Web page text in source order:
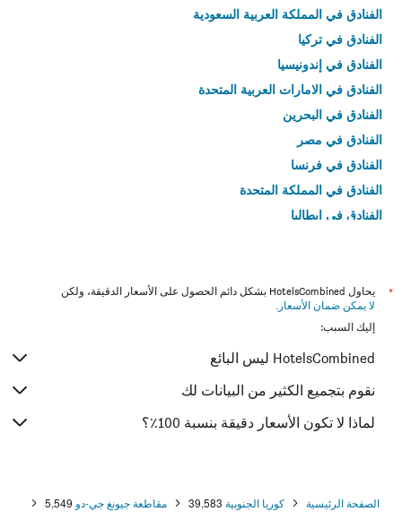
الفنادق في المملكة العربية السعودية
الفنادق في تركيا
الفنادق في إندونيسيا
الفنادق في الامارات العربية المتحدة
الفنادق في البحرين
الفنادق في مصر
الفنادق في فرنسا
الفنادق في المملكة المتحدة
الفنادق في إيطاليا
*
يحاول HotelsCombined بشكل دائم الحصول على الأسعار الدقيقة، ولكن
لا يمكن ضمان الأسعار .
إليك السبب:
HotelsCombined ليس البائع
نقوم بتجميع الكثير من البيانات لك
لماذا لا تكون الأسعار دقيقة بنسبة 100٪؟
الصفحة الرئيسية كوريا الجنوبية 39,583 مقاطعة جيونغ جي-دو 5,549